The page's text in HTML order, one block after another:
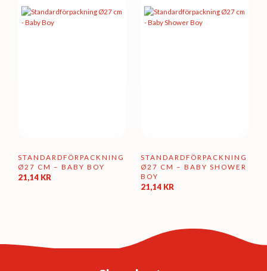
STANDARDFÖRPACKNING
Ø27 CM – BABY BOY
21,14 KR
STANDARDFÖRPACKNING
Ø27 CM – BABY SHOWER
BOY
21,14 KR